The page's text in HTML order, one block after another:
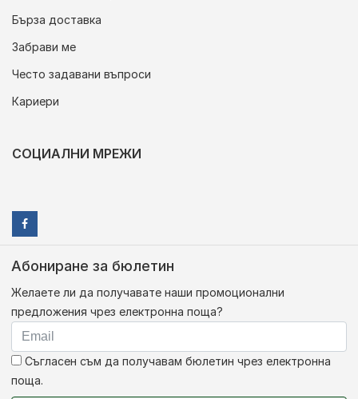
Бърза доставка
Забрави ме
Често задавани въпроси
Кариери
СОЦИАЛНИ МРЕЖИ
Абониране за бюлетин
Желаете ли да получавате наши промоционални
предложения чрез електронна поща?
Съгласен съм да получавам бюлетин чрез електронна
поща.